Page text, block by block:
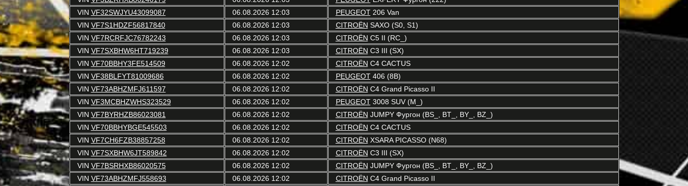
VIN VF32SWJYU43099087 06.08.2026 12:03 PEUGEOT206 Van
VIN VF7S1HDZF56817840 06.08.2026 12:03 CITROËN SAXO (S0, S1)
VIN VF7RCRFJC76782243 06.08.2026 12:03 CITROËN C5 II (RC_)
VIN VF7SXBHW6HT719239 06.08.2026 12:03 CITROËN C3 III (SX)
VIN VF70BBHY3FE514509 06.08.2026 12:02 CITROËN C4 CACTUS
VIN VF38BLFYT81009686 06.08.2026 12:02 PEUGEOT406 (8B)
VIN VF73ABHZMFJ611597 06.08.2026 12:02 CITROËN C4 Grand Picasso II
VIN VF3MCBHZWHS323529 06.08.2026 12:02 PEUGEOT3008 SUV (M_)
VIN VF7BYRHZB86023081 06.08.2026 12:02 CITROËN JUMPY Фургон (BS_, BT_, BY_, BZ_)
VIN VF70BBHYBGE545503 06.08.2026 12:02 CITROËN C4 CACTUS
VIN VF7CH6FZB38857258 06.08.2026 12:02 CITROËN XSARA PICASSO (N68)
VIN VF7SXBHW6JT589842 06.08.2026 12:02 CITROËN C3 III (SX)
VIN VF7BSRHXB86020575 06.08.2026 12:02 CITROËN JUMPY Фургон (BS_, BT_, BY_, BZ_)
VIN VF73ABHZMFJ558693 06.08.2026 12:02 CITROËN C4 Grand Picasso II